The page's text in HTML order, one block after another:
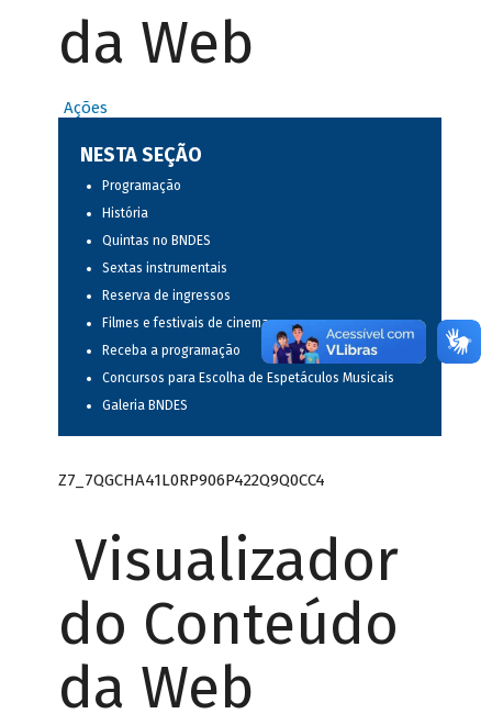
da Web
Ações
NESTA SEÇÃO
Programação
História
Quintas no BNDES
Sextas instrumentais
Reserva de ingressos
Filmes e festivais de cinema
Receba a programação
Concursos para Escolha de Espetáculos Musicais
Galeria BNDES
Z7_7QGCHA41L0RP906P422Q9Q0CC4
Visualizador
do Conteúdo
da Web